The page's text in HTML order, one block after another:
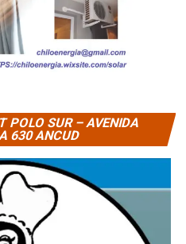
POLO SUR – AVENIDA
630 ANCUD